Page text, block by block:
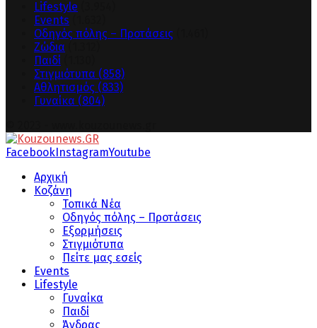
Lifestyle
Events
Οδηγός πόλης – Προτάσεις
Ζώδια
Παιδί
Στιγμιότυπα (858)
Αθλητισμός (833)
Γυναίκα (804)
Facebook InstagramYoutube
Αρχική
Κοζάνη
Τοπικά Νέα
Οδηγός πόλης – Προτάσεις
Εξορμήσεις
Στιγμιότυπα
Πείτε μας εσείς
Events
Lifestyle
Γυναίκα
Παιδί
Άνδρας